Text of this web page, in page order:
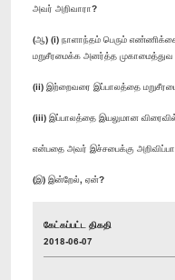
அவர் அறிவாரா?
(ஆ) (i) நாளாந்தம் பெரும்
மறுசீரமைக்க அனர்த்த
(ii) இற்றைவரை இப்பாலத்தை
(iii) இப்பாலத்தை இயலுமான
என்பதை அவர் இச்சபைக்கு
(இ) இன்றேல், ஏன்?
கேட்கப்பட்ட திகதி
2018-06-07